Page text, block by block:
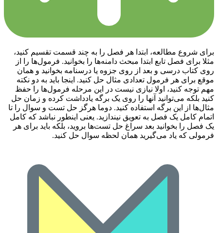
برای شروع مطالعه، ابتدا هر فصل را به چند قسمت تقسیم کنید،
مثلا برای فصل تابع ابتدا مبحث دامنه‌ها را بخوانید. فرمول‌ها را از
روی کتاب درسی و بعد از روی جزوه یا درسنامه بخوانید و همان
موقع برای هر فرمول تعدادی مثال حل کنید. اینجا باید به دو نکته
مهم توجه کنید، اولا نیازی نیست در این مرحله فرمول‌ها را حفظ
کنید بلکه می‌توانید آنها را روی یک برگه یادداشت کرده و زمان حل
مثال‌ها از این برگه استفاده کنید. دوما هرگز حل تست و سوال را تا
اتمام کامل یک فصل به تعویق نیندازید. یعنی اینطور نباشد که کامل
یک فصل را بخوانید بعد سراغ حل تست‌ها بروید، بلکه باید برای هر
فرمولی که یاد می‌گیرید همان لحظه سوال حل کنید.